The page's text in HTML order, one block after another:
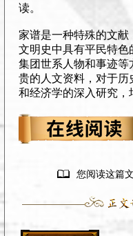
读。
家谱是一种特殊的文
文明史中具有平民特
集团世系人物和事迹
贵的人文资料，对于历
和经济学的深入研究，
 您阅读这篇